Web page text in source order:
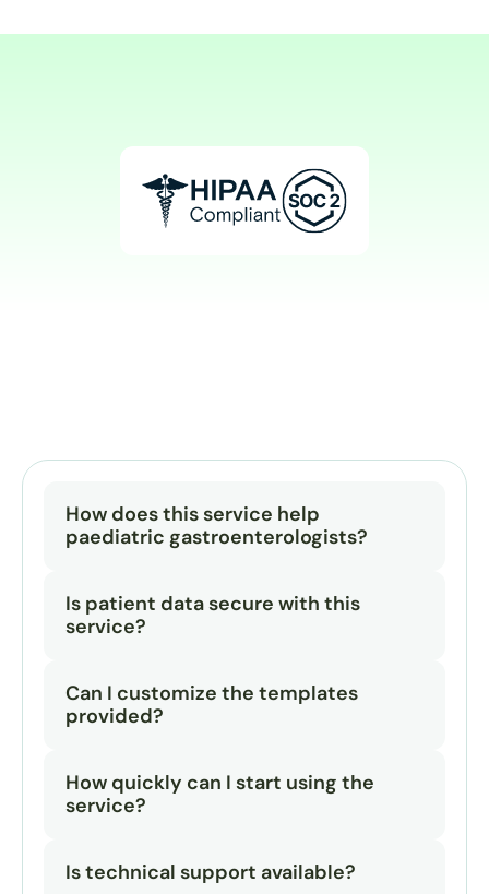
How does this service help
paediatric gastroenterologists?
Is patient data secure with this
service?
Can I customize the templates
provided?
How quickly can I start using the
service?
Is technical support available?